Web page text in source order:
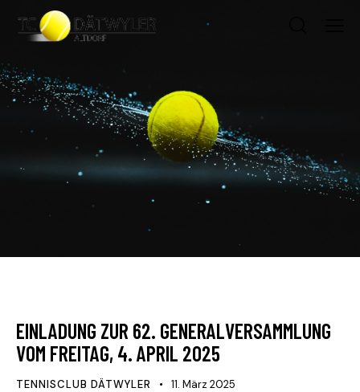
EINLADUNG ZUR 62. GENERALVERSAMMLUNG
VOM FREITAG, 4. APRIL 2025
TENNISCLUB DÄTWYLER 11. März 2025